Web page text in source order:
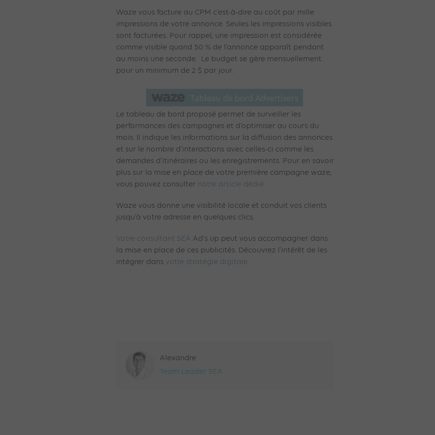
Waze vous facture au CPM c’est-à-dire au coût par mille
impressions de votre annonce. Seules les impressions visibles
sont facturées. Pour rappel, une impression est considérée
comme visible quand 50 % de l’annonce apparaît pendant
au moins une seconde. Le budget se gère mensuellement
pour un minimum de 2 $ par jour.
Le tableau de bord proposé permet de surveiller les
performances des campagnes et d’optimiser au cours du
mois. Il indique les informations sur la diffusion des annonces
et sur le nombre d’interactions avec celles-ci comme les
demandes d’itinéraires ou les enregistrements. Pour en savoir
plus sur la mise en place de votre première campagne waze,
vous pouvez consulter notre article dédié.
Waze vous donne une visibilité locale et conduit vos clients
jusqu’à votre adresse en quelques clics.
Votre consultant SEA Ad’s up peut vous accompagner dans
la mise en place de ces publicités. Découvrez l’intérêt de les
intégrer dans votre stratégie digitale.
Alexandre
Team Leader SEA